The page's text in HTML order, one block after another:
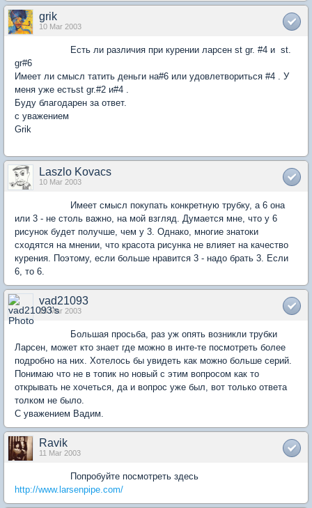
grik
10 Mar 2003
Есть ли различия при курении ларсен st gr. #4 и st.
gr#6
Имеет ли смысл татить деньги на#6 или удовлетвориться #4 . У
меня уже естьst gr.#2 и#4 .
Буду благодарен за ответ.
с уважением
Grik
Laszlo Kovacs
10 Mar 2003
Имеет смысл покупать конкретную трубку, а 6 она
или 3 - не столь важно, на мой взгляд. Думается мне, что у 6
рисунок будет получше, чем у 3. Однако, многие знатоки
сходятся на мнении, что красота рисунка не влияет на качество
курения. Поэтому, если больше нравится 3 - надо брать 3. Если
6, то 6.
vad21093
10 Mar 2003
Большая просьба, раз уж опять возникли трубки
Ларсен, может кто знает где можно в инте-те посмотреть более
подробно на них. Хотелось бы увидеть как можно больше серий.
Понимаю что не в топик но новый с этим вопросом как то
открывать не хочеться, да и вопрос уже был, вот только ответа
толком не было.
С уважением Вадим.
Ravik
11 Mar 2003
Попробуйте посмотреть здесь
http://www.larsenpipe.com/